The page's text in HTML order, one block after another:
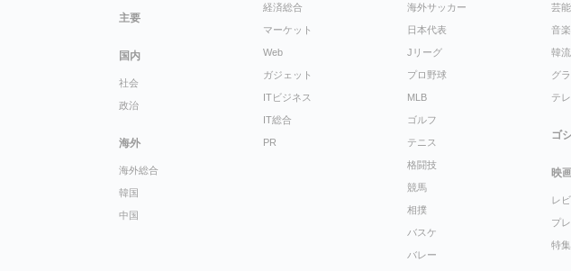
主要
国内
社会
政治
海外
海外総合
韓国
中国
経済総合
マーケット
Web
ガジェット
ITビジネス
IT総合
PR
海外サッカー
日本代表
Jリーグ
プロ野球
MLB
ゴルフ
テニス
格闘技
競馬
相撲
バスケ
バレー
芸
音楽
韓流
グ
テ
ゴ
映
レ
プ
特集